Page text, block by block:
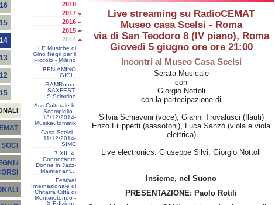
/
2018
2017
2016
2015
2014
LE Musiche di
Gino Negri per il
Piccolo - Milano
BENIAMINO
GIGLI
GAMRoma-
SAXFEST-
S.Sciarrino
Ass Culturale lo
Scompiglio -
13/12/2014-
Musikautomatik
Casa Scelsi -
11/12/2014-
SIMC
7.XII.!4-
Controcanto
Donne in Jazz-
Maintenant...
Festival
Internazionale di
Chitarra Città di
Monterotondo -
IX Edizione
Live streaming su RadioCEMAT
Museo casa Scelsi - Roma
via di San Teodoro 8 (IV piano), Roma
Giovedì 5 giugno ore ore 21:00
Incontri al Museo Casa Scelsi
Serata Musicale
con
Giorgio Nottoli
con la partecipazione di
Silvia Schiavoni (voce), Gianni Trovalusci (flauti)
Enzo Filippetti (sassofoni), Luca Sanzò (viola e viola
elettrica)
Live electronics: Giuseppe Silvi, Giorgio Nottoli
Insieme, nel Suono
PRESENTAZIONE: Paolo Rotili